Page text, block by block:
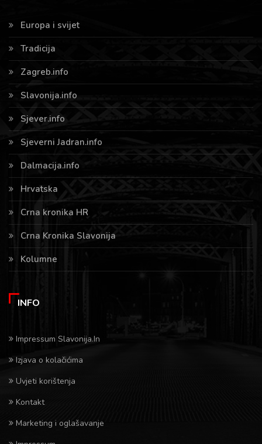
Europa i svijet
Tradicija
Zagreb.info
Slavonija.info
Sjever.info
Sjeverni Jadran.info
Dalmacija.info
Hrvatska
Crna kronika HR
Crna Kronika Slavonija
Kolumne
INFO
Impressum Slavonija.In
Izjava o kolačićima
Uvjeti korištenja
Kontakt
Marketing i oglašavanje